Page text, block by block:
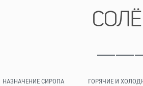
НАЗНАЧЕНИЕ СИРОПА ГОРЯЧИЕ И